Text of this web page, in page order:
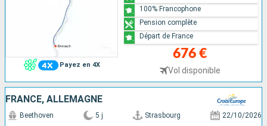
Payez en 4X
676 €
Vol disponible
100% Francophone
Pension complète
Départ de France
FRANCE, ALLEMAGNE
Beethoven 5 j Strasbourg 22/10/2026